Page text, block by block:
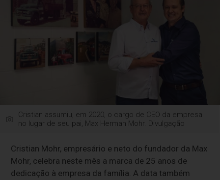
Cristian assumiu, em 2020, o cargo de CEO da empresa
no lugar de seu pai, Max Herman Mohr. Divulgação
Cristian Mohr, empresário e neto do fundador da Max
Mohr, celebra neste mês a marca de 25 anos de
dedicação à empresa da família. A data também